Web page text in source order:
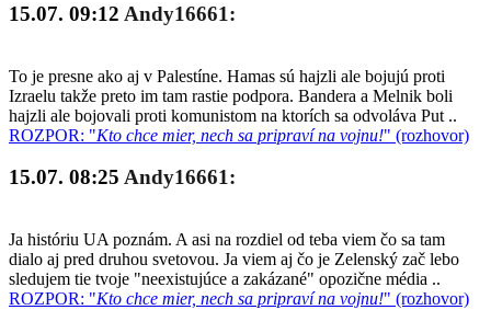
15.07. 09:12 Andy16661:
To je presne ako aj v Palestíne. Hamas sú hajzli ale bojujú proti
Izraelu takže preto im tam rastie podpora. Bandera a Melnik boli
hajzli ale bojovali proti komunistom na ktorích sa odvoláva Put ..
ROZPOR: "Kto chce mier, nech sa pripraví na vojnu!" (rozhovor)
15.07. 08:25 Andy16661:
Ja históriu UA poznám. A asi na rozdiel od teba viem čo sa tam
dialo aj pred druhou svetovou. Ja viem aj čo je Zelenský zač lebo
sledujem tie tvoje "neexistujúce a zakázané" opozične média ..
ROZPOR: "Kto chce mier, nech sa pripraví na vojnu!" (rozhovor)